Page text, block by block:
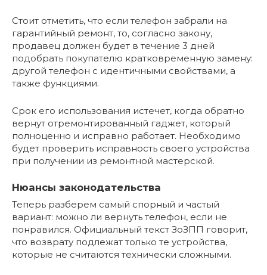
Стоит отметить, что если телефон забрали на
гарантийный ремонт, то, согласно закону,
продавец должен будет в течение 3 дней
подобрать покупателю кратковременную замену:
другой телефон с идентичными свойствами, а
также функциями.
Срок его использования истечет, когда обратно
вернут отремонтированный гаджет, который
полноценно и исправно работает. Необходимо
будет проверить исправность своего устройства
при получении из ремонтной мастерской.
Нюансы законодательства
Теперь разберем самый спорный и частый
вариант: можно ли вернуть телефон, если не
понравился. Официальный текст ЗоЗПП говорит,
что возврату подлежат только те устройства,
которые не считаются технически сложными.